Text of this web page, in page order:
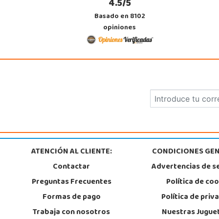
Juguetilandia Armilla
Granada
Carretera Armilla 29, Urb. Porcegram, 2
18100, Armilla
958183860
Juguetilandia Cocentaina
03820, Cocentaina
Localizar Tienda
4.5/5
Basado en 8102
opiniones
ATENCIÓN AL CLIENTE:
Contactar
Preguntas Frecuentes
Formas de pago
Trabaja con nosotros
CONDICIONES
Advertencias de
Política de
Política de
Nuestras